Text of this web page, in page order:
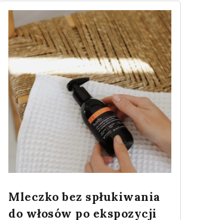
Mleczko bez spłukiwania
do włosów po ekspozycji